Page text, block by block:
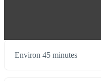
Environ 45 minutes